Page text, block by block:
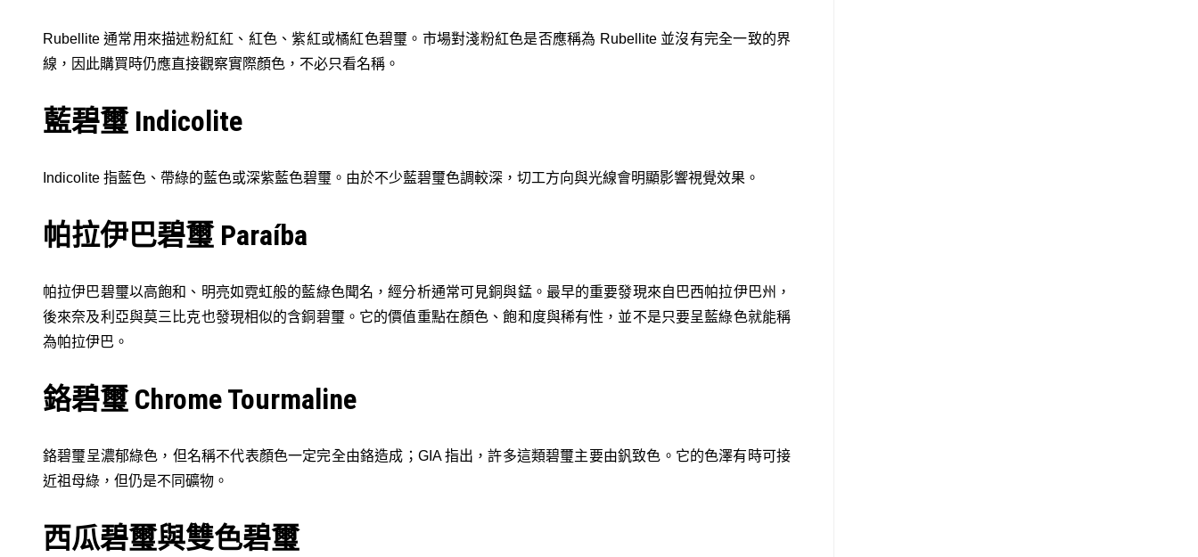
Rubellite 通常用來描述粉紅紅、紅色、紫紅或橘紅色碧璽。市場對淺粉紅色是否應稱為 Rubellite 並沒有完全一致的界
線，因此購買時仍應直接觀察實際顏色，不必只看名稱。
藍碧璽 Indicolite
Indicolite 指藍色、帶綠的藍色或深紫藍色碧璽。由於不少藍碧璽色調較深，切工方向與光線會明顯影響視覺效果。
帕拉伊巴碧璽 Paraíba
帕拉伊巴碧璽以高飽和、明亮如霓虹般的藍綠色聞名，經分析通常可見銅與錳。最早的重要發現來自巴西帕拉伊巴州，
後來奈及利亞與莫三比克也發現相似的含銅碧璽。它的價值重點在顏色、飽和度與稀有性，並不是只要呈藍綠色就能稱
為帕拉伊巴。
鉻碧璽 Chrome Tourmaline
鉻碧璽呈濃郁綠色，但名稱不代表顏色一定完全由鉻造成；GIA 指出，許多這類碧璽主要由釩致色。它的色澤有時可接
近祖母綠，但仍是不同礦物。
西瓜碧璽與雙色碧璽